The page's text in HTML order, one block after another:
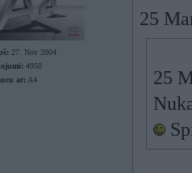
27. Nov 2004
4950
ar: A4
25
25